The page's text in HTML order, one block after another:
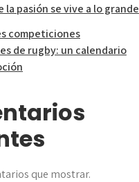
la pasión se vive a lo grande
competiciones
de rugby: un calendario
que mostrar.